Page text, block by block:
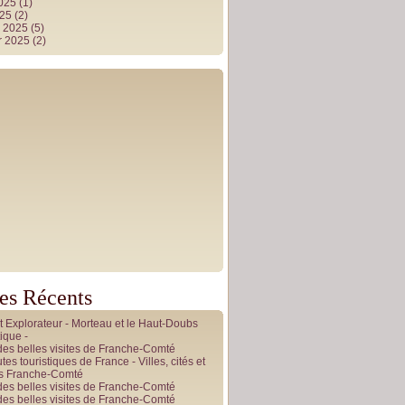
(1)
(2)
2025 (5)
2025 (2)
Récents
Explorateur - Morteau et le Haut-Doubs
-
belles visites de Franche-Comté
touristiques de France - Villes, cités et
Franche-Comté
belles visites de Franche-Comté
belles visites de Franche-Comté